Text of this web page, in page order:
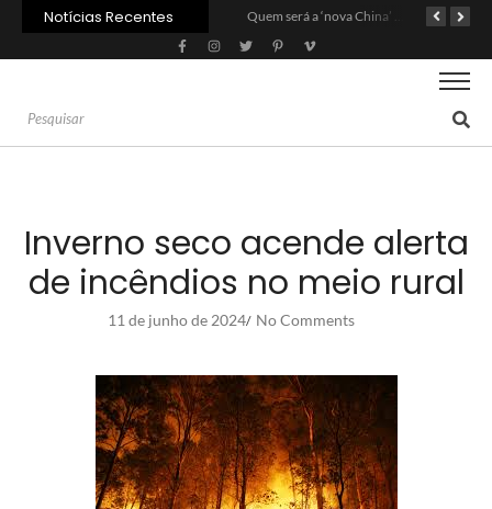
Notícias Recentes Quem será a ‘nova China’ do agro quando o apetite de Pequim acabar?
Inverno seco acende alerta
de incêndios no meio rural
11 de junho de 2024/ No Comments